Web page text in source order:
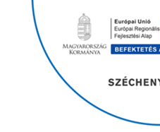
HIVATAL
Szervezeti felépítés
Dokumentumok